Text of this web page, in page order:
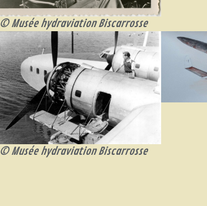
© Musée hydraviation Biscarrosse
© Musée hydraviation Biscarrosse